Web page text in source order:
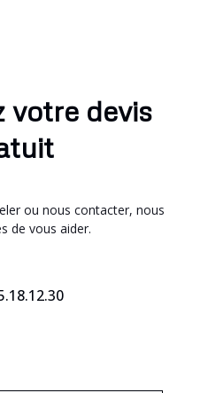
votre devis
ou nous contacter, nous
de vous aider.